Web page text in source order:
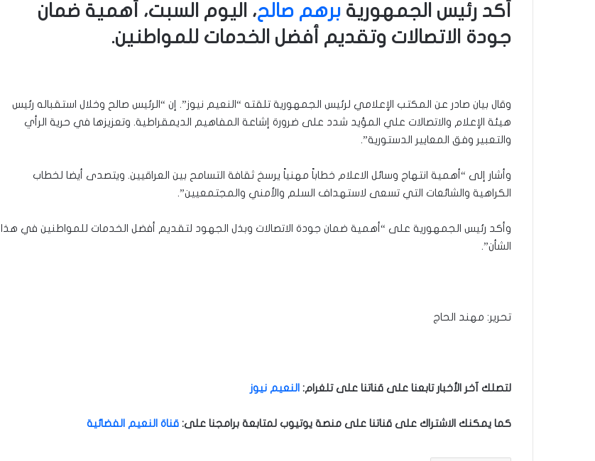
أكد رئيس الجمهورية برهم صالح، اليوم السبت، أهمية ضمان
جودة الاتصالات وتقديم أفضل الخدمات للمواطنين.
وقال بيان صادر عن المكتب الإعلامي لرئيس الجمهورية تلقته “النعيم نيوز”. إن “الرئيس صالح وخلال استقباله رئيس
هيئة الإعلام والاتصالات علي المؤيد شدد على ضرورة إشاعة المفاهيم الديمقراطية. وتعزيزها في حرية الرأي
والتعبير وفق المعايير الدستورية”.
وأشار إلى “أهمية انتهاج وسائل الاعلام خطاباً مهنياً يرسخ ثقافة التسامح بين العراقيين. ويتصدى أيضا لخطاب
الكراهية والشائعات التي تسعى لاستهداف السلم والأمني والمجتمعيين”.
وأكد رئيس الجمهورية على “أهمية ضمان جودة الاتصالات وبذل الجهود لتقديم أفضل الخدمات للمواطنين في هذا
الشأن”.
تحرير: مهند الحاج
لتصلك آخر الأخبار تابعنا على قناتنا على تلغرام: النعيم نيوز
كما يمكنك الاشتراك على قناتنا على منصة يوتيوب لمتابعة برامجنا على: قناة النعيم الفضائية